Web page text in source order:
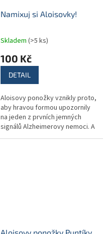
Namixuj si Aloisovky!
Skladem (>5 ks)
100 Kč
DETAIL
Aloisovy ponožky vznikly proto,
aby hravou formou upozornily
na jeden z prvních jemných
signálů Alzheimerovy nemoci. A
protože každý z nás někdy